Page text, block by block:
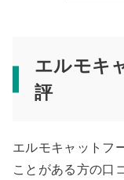
エルモキ
評
エルモキャットフ
ことがある方の口